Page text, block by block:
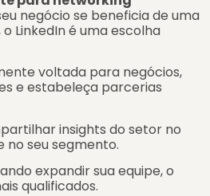
negócio se beneficia de uma
LinkedIn é uma escolha
voltada para negócios,
e estabeleça parcerias
insights do setor no
no seu segmento.
expandir sua equipe, o
qualificados.